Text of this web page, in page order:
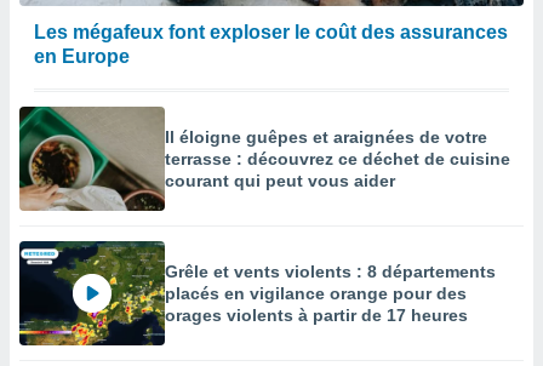
Les mégafeux font exploser le coût des assurances
en Europe
Il éloigne guêpes et araignées de votre
terrasse : découvrez ce déchet de cuisine
courant qui peut vous aider
Grêle et vents violents : 8 départements
placés en vigilance orange pour des
orages violents à partir de 17 heures